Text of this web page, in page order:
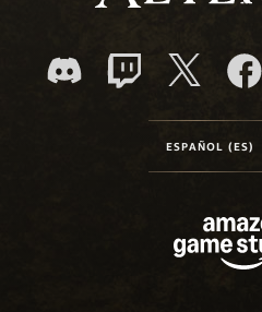
ESPAÑOL (ES)